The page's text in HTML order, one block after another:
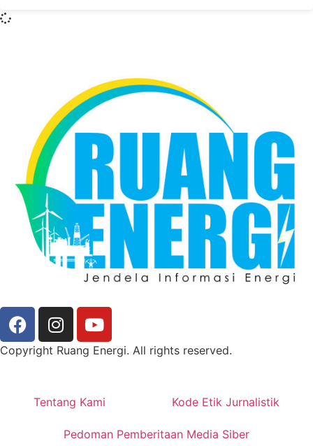
Copyright Ruang Energi. All rights reserved.
Tentang Kami Kode Etik Jurnalistik
Pedoman Pemberitaan Media Siber